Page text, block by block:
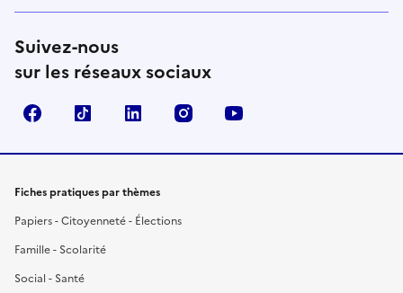
Suivez-nous
sur les réseaux sociaux
FacebookTikTok LinkedIn Instagram
Fiches pratiques par thèmes
Papiers - Citoyenneté - Élections
Famille - Scolarité
Social - Santé